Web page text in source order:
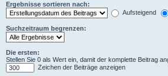
Ergebnisse sortieren nach:
Aufsteigend
Suchzeitraum begrenzen:
Die ersten:
Stellen Sie 0 als Wert ein, damit der komplette Beitrag
Zeichen der Beiträge anzeigen